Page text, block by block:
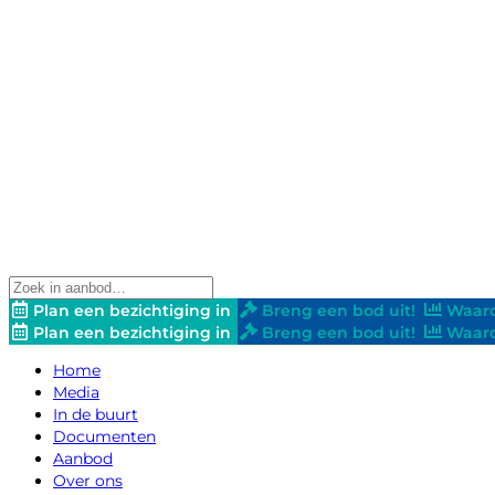
Plan een bezichtiging in Breng een bod uit!
Plan een bezichtiging in
Breng een bod uit!
Home
Media
In de buurt
Documenten
Aanbod
Over ons